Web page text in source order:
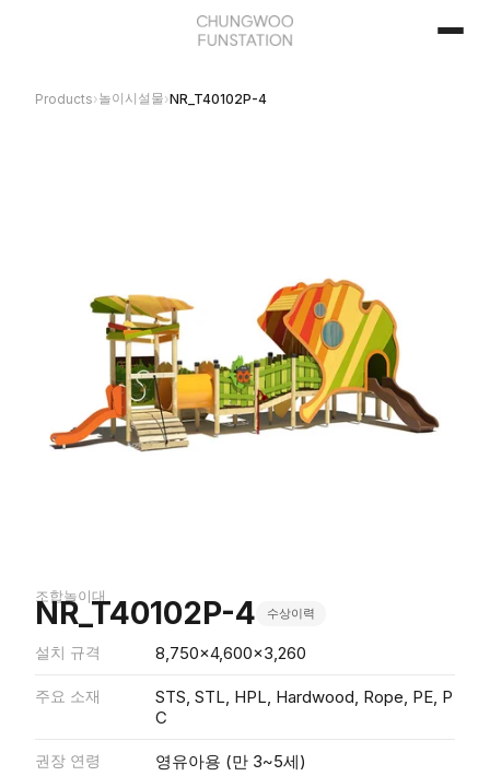
Products›놀이시설물›NR_T40102P-4
조합놀이대
NR_T40102P-4 수상이력
설치 규격 8,750x4,600x3,260
주요 소재
STS, STL, HPL, Hardwood, Rope, PE, P
C
권장 연령 영유아용 (만 3~5세)